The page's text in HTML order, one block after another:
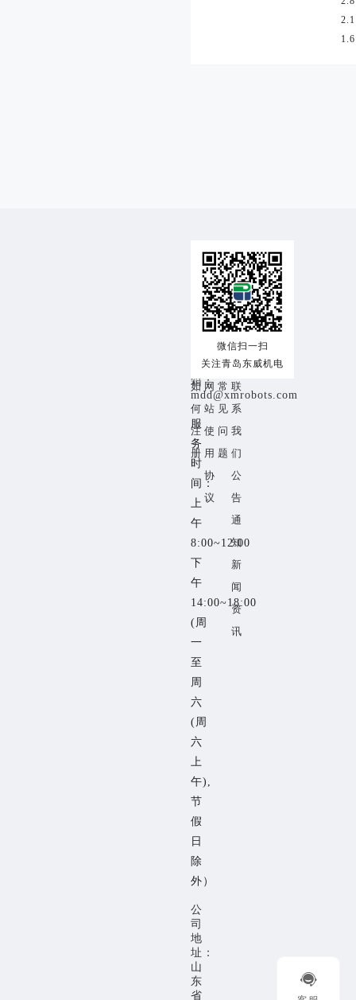
1.6

咨
询
热
线：
18153259353
邮
箱：
mdd@xmrobots.com
服
务
时
间：
上
午
8:00~12:00
下
午
14:00~18:00
(周
一
至
周
六
(周
六
上
午),
节
假
日
除
外）
公
司
地
址：
山
东
省
交
易
程
如
何
注
册
用
注
册
知
网
站
使
用
协
议
助
帮
助
中
心
常
见
问
题
于
关
于
我
们
联
系
我
们
公
告
通
知
新
闻
资
讯
微信扫一扫
关注青岛东威机电